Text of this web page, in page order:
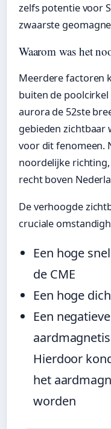
zelfs potentie voor
zwaarste
Waarom was het
Meerdere factoren
buiten de
aurora de 52ste
gebieden zichtbaar
voor dit fenomeen.
noordelijke
recht boven
De verhoogde
cruciale
Een hoge
de CME
Een hoge
Een
Hierdoor
het
worden